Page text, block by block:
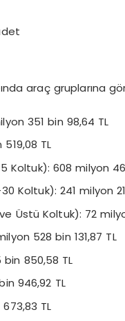
araç gruplarına
351 bin 98,64 TL
TL
Koltuk): 608 milyon
Koltuk): 241 milyon
Üstü Koltuk): 72
528 bin 131,87 TL
850,58 TL
946,92 TL
TL